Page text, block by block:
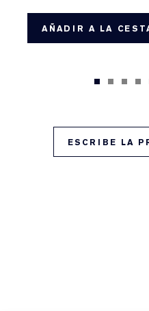
AÑADIR A LA
ESCRIBE LA